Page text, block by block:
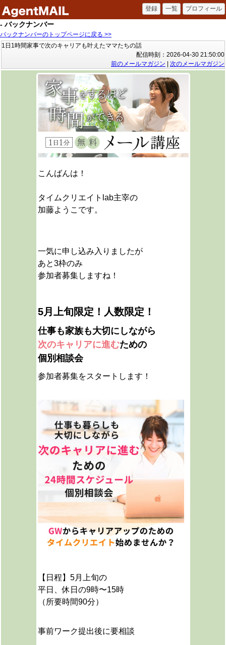
- バックナンバー
バックナンバーのトップページに戻る >>
1日1時間家事で次のキャリアも叶えたママたちの話
配信時刻：2026-04-30 21:50:00
前のメールマガジン
次のメールマガジン
こんばんは！
タイムクリエイトlab主宰の
加藤ようこです。
一気に申し込み入りましたが
あと3枠のみ
参加者募集しますね！
5月上旬限定！人数限定！
仕事も家族も大切にしながら
次のキャリアに進むための
個別相談会
参加者募集をスタートします！
【日程】5月上旬の
平日、休日の9時〜15時
（所要時間90分）
事前ワーク提出後に要相談